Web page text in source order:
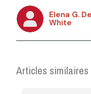
Elena G. De
White
Articles similaires